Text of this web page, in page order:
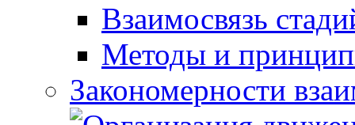
Взаимосвязь
Методы и
Закономерности